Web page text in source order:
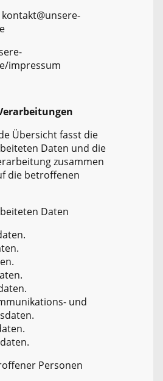
kontakt@unsere-
impressum
Übersicht fasst die
Daten und die
zusammen
die betroffenen
Daten
und
Personen